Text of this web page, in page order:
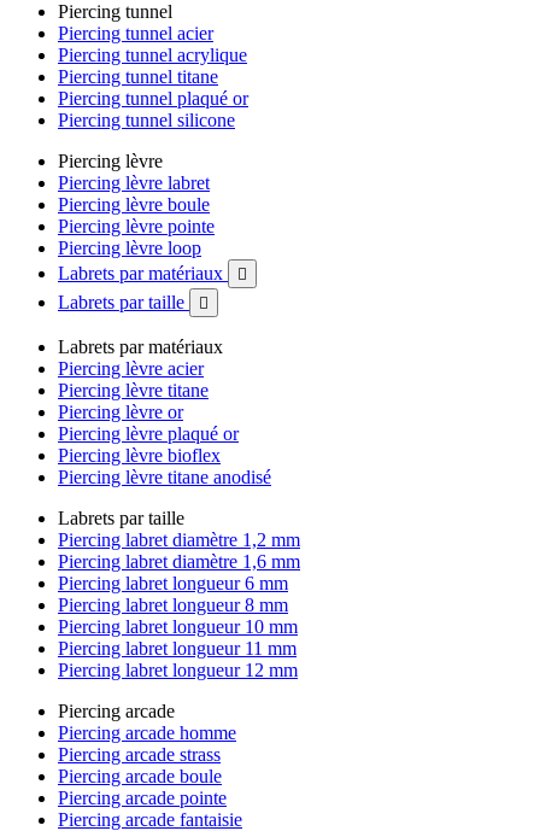
Piercing tunnel
Piercing tunnel acier
Piercing tunnel acrylique
Piercing tunnel titane
Piercing tunnel plaqué or
Piercing tunnel silicone
Piercing lèvre
Piercing lèvre labret
Piercing lèvre boule
Piercing lèvre pointe
Piercing lèvre loop
Labrets par matériaux

Labrets par taille 
Labrets par matériaux
Piercing lèvre acier
Piercing lèvre titane
Piercing lèvre or
Piercing lèvre plaqué or
Piercing lèvre bioflex
Piercing lèvre titane anodisé
Labrets par taille
Piercing labret diamètre 1,2 mm
Piercing labret diamètre 1,6 mm
Piercing labret longueur 6 mm
Piercing labret longueur 8 mm
Piercing labret longueur 10 mm
Piercing labret longueur 11 mm
Piercing labret longueur 12 mm
Piercing arcade
Piercing arcade homme
Piercing arcade strass
Piercing arcade boule
Piercing arcade pointe
Piercing arcade fantaisie